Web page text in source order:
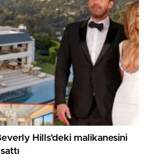
Hills’deki malikanesini